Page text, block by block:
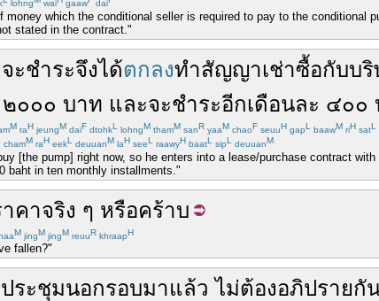
lohng wai gaaw dai
which the conditional seller is required to pay to the conditional
stated in the contract."
จะชำระจึงได้ตกลงทำสัญญาเช่าซื้อกับบ
๒๐๐๐ บาท และจะชำระอีกเดือนละ ๔๐๐
M raH jeungM daiF dtohkL lohngM thamM sanR yaaM chaoF seuuH gapL baawM riH satL
chamM raH eekL deuuanM laH seeL raawyH baatL sipL deuuanM
[the pump] right now, so he enters into a lease/purchase contract
baht in ten monthly installments."
คาจริง ๆ หรือคร้าบ
M jingM jingM reuuR khraapH
fallen?"
ระชุมนอกรอบมาแล้ว ไม่ต้องอภิปรายกั